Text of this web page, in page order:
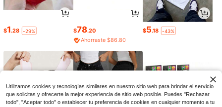
$1.28 -29% $78.20
Ahorraste $86.80
$5.18 -43%
Utilizamos cookies y tecnologías similares en nuestro sitio web para brindar el servicio
que solicitas y ofrecerte la mejor experiencia de sitio web posible. Puedes "Rechazar
todo", "Aceptar todo" o establecer tu preferencia de cookies en cualquier momento a tu